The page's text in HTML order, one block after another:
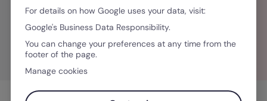
Resultados 16-30de 77 para "clima
For details on how Google uses your data, visit:
Google's Business Data Responsibility.
You can change your preferences at any time from the
footer of the page.
Manage cookies